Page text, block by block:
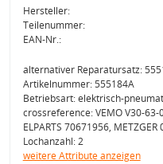
Hersteller:
Teilenummer:
EAN-Nr.:
alternativer Reparatursatz:
Artikelnummer: 555184A
Betriebsart: elektrisch-
crossreference: VEMO V30-63-
ELPARTS 70671956, METZGER
Lochanzahl: 2
weitere Attribute anzeigen